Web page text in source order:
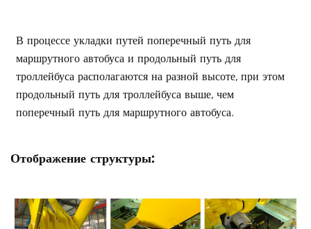
В процессе укладки путей поперечный путь для
маршрутного автобуса и продольный путь для
троллейбуса располагаются на разной высоте, при этом
продольный путь для троллейбуса выше, чем
поперечный путь для маршрутного автобуса.
Отображение структуры: